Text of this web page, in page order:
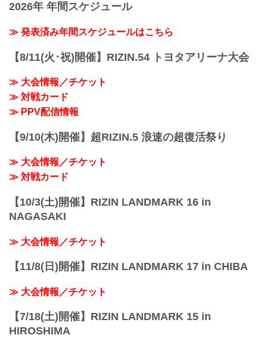
終了予定時間
※試合内容、イベント進行によって終了
ご了承ください。
RIZIN.39の各配信サービスのPPV配信チ
会場に来れない方はお好きな配信サービ
スで、湘南美容クリニック presents
RIZIN.38を全試合リアルタイムで視聴し
よう！
14:00〜 前売り¥5,000(税込)
当日¥5,500(税込) RIZIN S...
2026年 年間スケジュール
≫ 発表済み年間スケジュールはこちら
【8/11(火･祝)開催】RIZIN.54 トヨタアリーナ大会
≫ 大会情報／チケット
≫ 対戦カード
≫ PPV配信情報
【9/10(木)開催】超RIZIN.5 浪速の超復活祭り
≫ 大会情報／チケット
≫ 対戦カード
【10/3(土)開催】RIZIN LANDMARK 16 in
NAGASAKI
≫ 大会情報／チケット
【11/8(日)開催】RIZIN LANDMARK 17 in CHIBA
≫ 大会情報／チケット
【7/18(土)開催】RIZIN LANDMARK 15 in
HIROSHIMA